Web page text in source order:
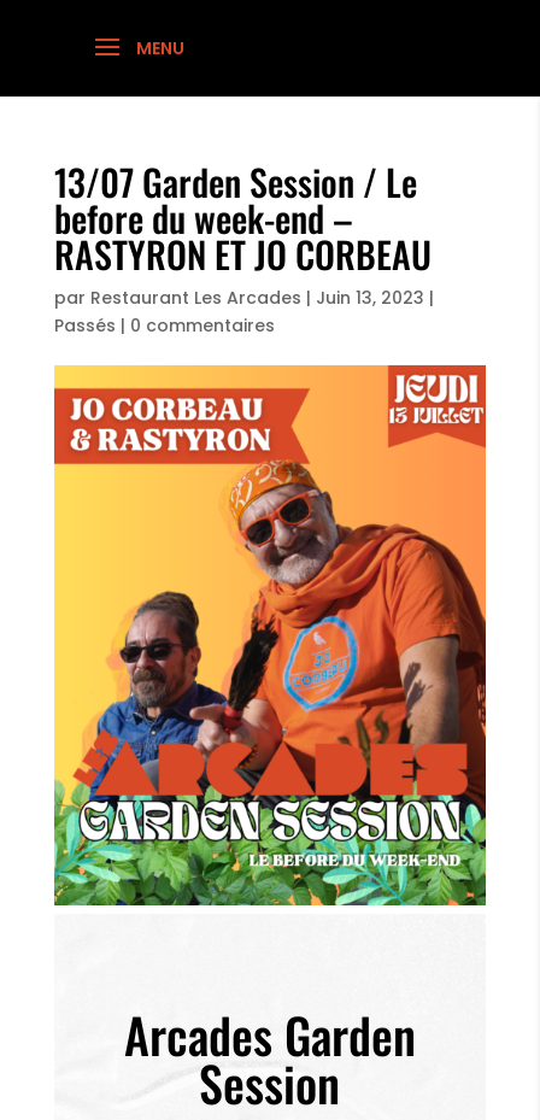
13/07 Garden Session / Le
before du week-end –
RASTYRON ET JO CORBEAU
par Restaurant Les Arcades | Juin 13, 2023 |
Passés | 0 commentaires
Arcades Garden
Session